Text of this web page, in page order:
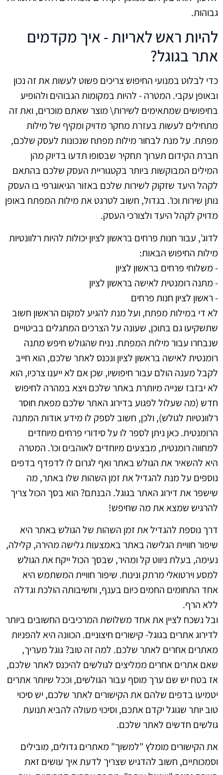
גבוהות.
להיות ראש לאריות - איך מקדמים
אתר בגוגל?
כדי לבלוט במנועי החיפוש צריכים פשוט לעשות את זה נכון
ובאופן עקבי. המטרה - להיות במקומות הגבוהים ולהופיע
בחיפושים שמתאימים לשירות\ מוצר שאתם מוכרים, ואת זה
מתחילים לעשות בעזרת מחקר מדויק ומקיף של מילות
מפתח. על מנת לבחור מילות מפתח שנכונות לעסק שלכם,
חברת הקידום תערוך תחקיר שבסופו תדעו בדיוק מהן
המילים המבוקשות ביותר בקטגוריית העסק שלכם בהתאם
לקהל היעד שזקוק לשירות שלכם באזור הגיאוגרפי בו העסק
נותן שירות וכו'. בגדול, חשוב לטרגט את מילות המפתח באופן
מדויק לקהל היעד ולצורכי העסק.
לדוג', עבור חנות פרחים בראשון לציון יכולות להיות רלוונטיות
מילות החיפוש הבאות:
- משלוחי פרחים בראשון לציון
- מתנה רומנטית לאישה בראשון לציון
- ראשון לציון חנות פרחים
לא די במילות מפתח, ועל מנת להגיע למקום הראשון חשוב
שתשקיעו גם בתוכן, שעונה על הצרכים המתגלים בביטויים
שנבחרו עבור מילות המפתח. נניח שהגולש חיפש מתנה
רומנטית לאישה בראשון לציון ונכנס לאתר שלכם, הוא חייב
לקבל מענה הולם עבור חיפושיו, שכן אם לא ייענו צרכיו, הוא
לא יבזבז שנייה מיותרת באתר שלכם ויצא במהרה לחיפוש
חדש (מה שעלול לפגוע בדירוג האתר שלכם מפאת חוסר
רלוונטיות לגולש), ולכן, חשוב לספק לו מידע אודות המתנה
הרומנטית. כאן ניתן לספר לו על סידורי פרחים מיוחדים
למחווה רומנטית, מבצעים מיוחדים לאוהבים וכו'. המטרה
היא להשאיר את הגולש באתר ואף לגרום לו לדפדף בדפים
נוספים על מנת להגדיל את זמן השהות שלו באתר, מה
שישפר את דירוג האתר בגוגל. הבנתם? הוא בסך הכול צריך
להרגיש שמצא את מה שחיפש!
דרך נוספת להגדיל את זמן השהות של הגולש באתר היא
שיפור חוויית הגלישה באתר באמצעות גלישה מהירה, קלילה,
נעימה, בעלת ניווט קל ומהיר, שבסך הכול ייקח את הגולש
למסע וירטואלי מרתק ונינוח. שיפור חוויית המשתמש היא
אחד התחומים החמים כיום בענף, וחשיבותה הולכת וגדלה
ללא הרף.
ובל נשכח לציין את אחד משלושת המרכיבים החשובים ביותר
לדירוג אתרים בגוגל- קישורים חיצוניים. הכוונה היא להפניות
מאתרים אחרים לאתר שלכם. למה זה טוב? גוגל מעריך,
שאם אתרים אחרים ממליצים לגולשים להיכנס לאתר שלכם,
אז בטח יש שם ערך מוסף עבור הגולשים, וככל שיותר אתרים
יטמיעו בדפים שלהם את הקישורים לאתר שלכם, יש סיכוי
טוב יותר שגוגל יקדם אתכם, וסיכוי מעולה להביא תנועת
גולשים חדשים לאתר שלכם.
את הקישורים מומלץ "למשוך" מאתרים גדולים, מובילים
וסמכותיים, חשוב להדגיש שצריך לדעת איך עושים זאת